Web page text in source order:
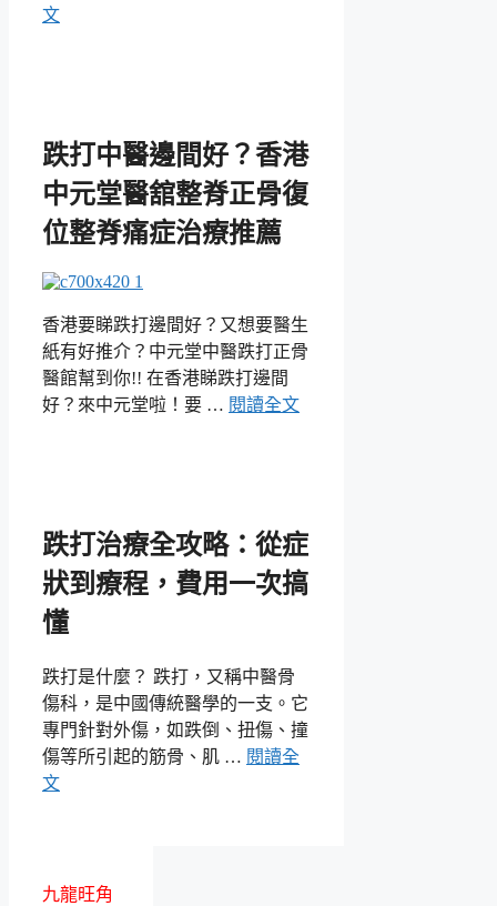
文
跌打中醫邊間好？香港
中元堂醫舘整脊正骨復
位整脊痛症治療推薦
香港要睇跌打邊間好？又想要醫生
紙有好推介？中元堂中醫跌打正骨
醫館幫到你!! 在香港睇跌打邊間
好？來中元堂啦！要 … 閱讀全文
跌打治療全攻略：從症
狀到療程，費用一次搞
懂
跌打是什麼？ 跌打，又稱中醫骨
傷科，是中國傳統醫學的一支。它
專門針對外傷，如跌倒、扭傷、撞
傷等所引起的筋骨、肌 … 閱讀全
文
九龍旺角